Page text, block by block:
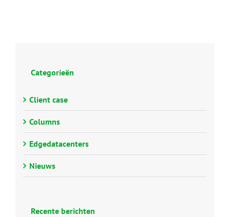
Categorieën
Client case
Columns
Edgedatacenters
Nieuws
Recente berichten